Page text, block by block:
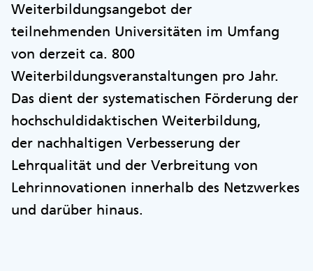
Weiterbildungsangebot der
teilnehmenden Universitäten im Umfang
von derzeit ca. 800
Weiterbildungsveranstaltungen pro Jahr.
Das dient der systematischen Förderung der
hochschuldidaktischen Weiterbildung,
der nachhaltigen Verbesserung der
Lehrqualität und der Verbreitung von
Lehrinnovationen innerhalb des Netzwerkes
und darüber hinaus.